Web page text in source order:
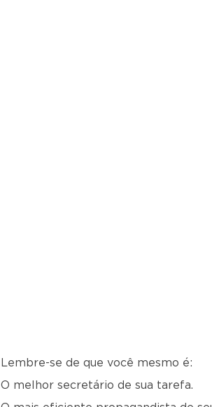
Lembre-se de que você mesmo é:
O melhor secretário de sua tarefa.